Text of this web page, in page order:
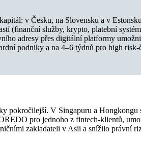
v Česku, na Slovensku a v
(finanční služby, krypto, platební
adresy přes digitální platformy
podniky a na 4–6 týdnů pro high risk-
pokročilejší. V Singapuru a
pro jednoho z fintech-k­lientů,
zakladateli v Asii a snížilo právní